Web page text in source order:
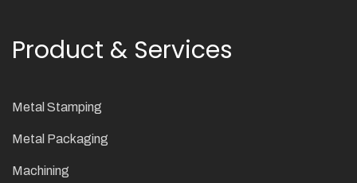
Product & Services
Metal Stamping
Metal Packaging
Machining